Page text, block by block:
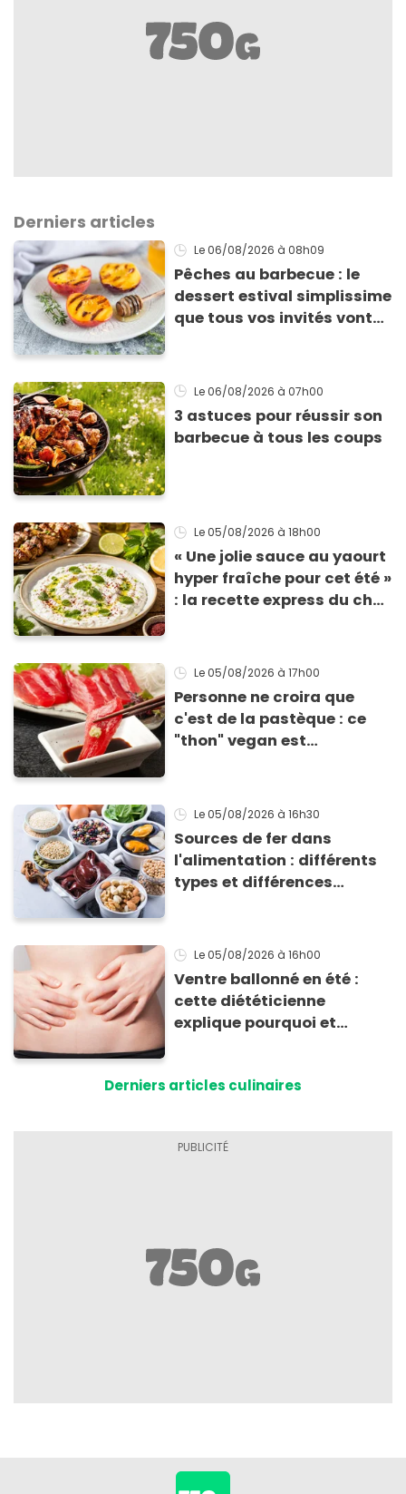
Derniers articles
Le 06/08/2026 à 08h09
Pêches au barbecue : le
dessert estival simplissime
que tous vos invités vont
Le 06/08/2026 à 07h00
3 astuces pour réussir son
barbecue à tous les coups
Le 05/08/2026 à 18h00
« Une jolie sauce au yaourt
hyper fraîche pour cet été »
: la recette express du chef
grillades
Le 05/08/2026 à 17h00
Personne ne croira que
c'est de la pastèque : ce
"thon" vegan est
Le 05/08/2026 à 16h30
Sources de fer dans
l'alimentation : différents
types et différences
Le 05/08/2026 à 16h00
Ventre ballonné en été :
cette diététicienne
explique pourquoi et
Derniers articles culinaires